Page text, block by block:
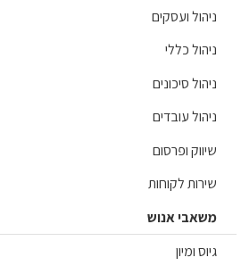
ועסקים
כללי
סיכונים
עובדים
ופרסום
לקוחות
אנוש
ומיון